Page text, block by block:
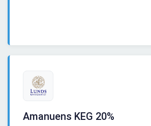
Amanuens KEG 20%